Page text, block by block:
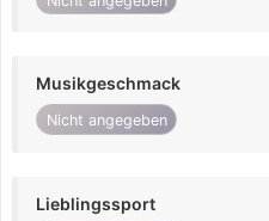
Musikgeschmack
Nicht angegeben
Lieblingssport